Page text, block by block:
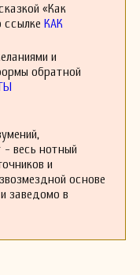
в МГК имени П.И.
по классу композиции
русского и
музыкального
музыкально-
наследия наиболее
«Эпическая поэма на
оркестра;
(по мотивам
Концерты №1, 2
музыка для
«Как
ссылке КАК
и
обратной
- весь нотный
и
основе
заведомо в